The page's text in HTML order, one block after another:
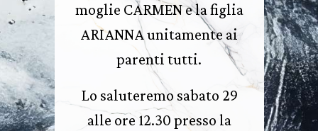
moglie CARMEN e la figlia
ARIANNA unitamente ai
parenti tutti.
Lo saluteremo sabato 29
alle ore 12.30 presso la